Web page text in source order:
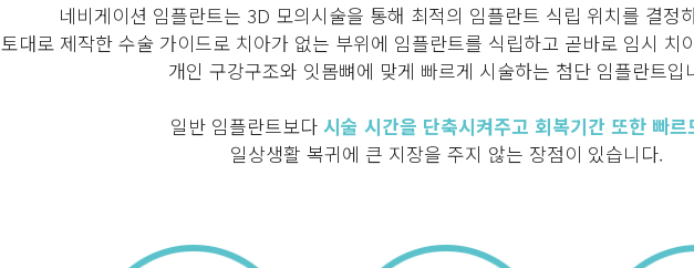
네비게이션 임플란트는 3D 모의시술을 통해 최적의 임플란트 식립 위치를 결정
토대로 제작한 수술 가이드로 치아가 없는 부위에 임플란트를 식립하고 곧바로 임시 치
개인 구강구조와 잇몸뼈에 맞게 빠르게 시술하는 첨단 임플란트입
일반 임플란트보다 시술 시간을 단축시켜주고 회복기간 또한 빠르
일상생활 복귀에 큰 지장을 주지 않는 장점이 있습니다.